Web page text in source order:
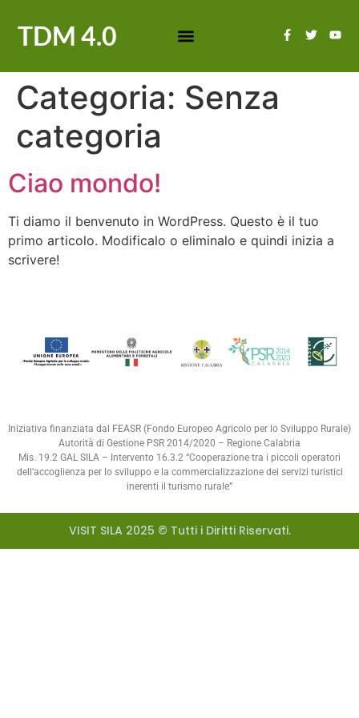
TDM 4.0
Categoria: Senza
categoria
Ciao mondo!
Ti diamo il benvenuto in WordPress. Questo è il tuo
primo articolo. Modificalo o eliminalo e quindi inizia a
scrivere!
Iniziativa finanziata dal FEASR (Fondo Europeo Agricolo per lo Sviluppo Rurale)
Autorità di Gestione PSR 2014/2020 – Regione Calabria
Mis. 19.2 GAL SILA – Intervento 16.3.2 “Cooperazione tra i piccoli operatori
dell’accoglienza per lo sviluppo e la commercializzazione dei servizi turistici
inerenti il turismo rurale”
VISIT SILA 2025 © Tutti i Diritti Riservati.